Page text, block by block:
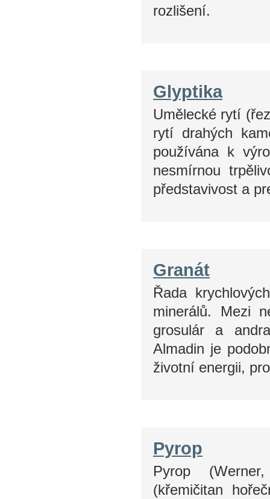
rozlišení.
Glyptika
Umělecké rytí
rytí drahých
používána k
nesmírnou
představivost a
Granát
Řada
minerálů. Mezi
grosulár a
Almadin je
životní energii,
Pyrop
Pyrop
(křemičitan